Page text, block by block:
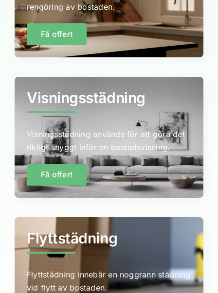
rengöring av bostaden.
Få offert
Visningsstädning
Visningsstädning används för att göra det
riktigt snyggt inför en bostadsvisning.
Få offert
Flyttstädning
Flyttstädning innebär en noggrann städning
vid flytt av bostaden.